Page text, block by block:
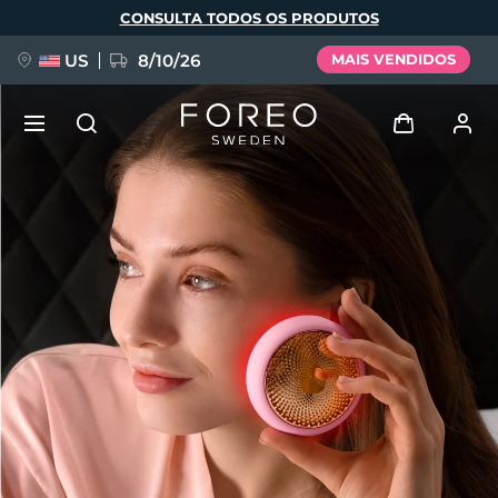
principal
CONSULTA TODOS OS PRODUTOS
US 8/10/26 MAIS VENDIDOS
Entrar
Perfil de usuário
Meus aparelhos
Meus pedidos
Meus endereços
As minhas subscrições
NOVIDADE
FAQ™ Pure Beauty-Tech Elixir
BREAKING NEWS
issa™ Teeth Whitening Set
Idioma
Deutsch
Español
Français
Italiano
Português
Polski
Svenska
Русский
Türkçe
简体中文 繁體中文